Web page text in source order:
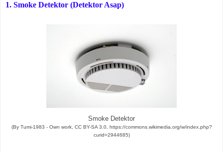
1. Smoke Detektor (Detektor Asap)
Smoke Detektor
(By Tumi-1983 - Own work, CC BY-SA 3.0, https://commons.wikimedia.org/w/index.php?
curid=2944685)